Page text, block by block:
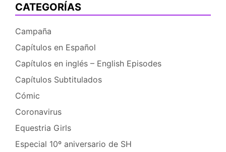
CATEGORÍAS
Campaña
Capítulos en Español
Capítulos en inglés – English Episodes
Capítulos Subtitulados
Cómic
Coronavirus
Equestria Girls
Especial 10º aniversario de SH